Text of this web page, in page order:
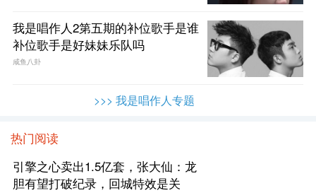
我是唱作人2第五期的补位歌手是谁
补位歌手是好妹妹乐队吗
咸鱼八卦
>>> 我是唱作人专题
热门阅读
引擎之心卖出1.5亿套，张大仙：龙
胆有望打破纪录，回城特效是关